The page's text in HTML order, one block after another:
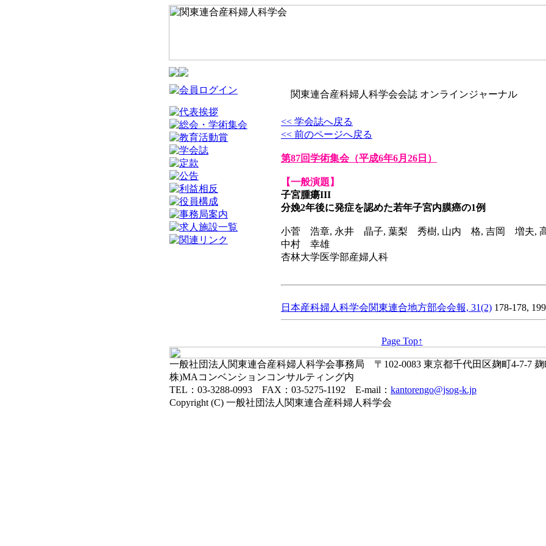
関東連合産科婦人科学会会誌 オンラインジャーナル
<< 学会誌へ戻る
<< 前のページへ戻る
第87回学術集会（平成6年6月26日）
【一般演題】
子宮腫瘍III
分娩2年後に発症を認めた若年子宮内膜癌の1例
小菅 浩章, 永井 晶子, 葉梨 秀樹, 山内 格, 吉岡 増夫,
中村 幸雄
杏林大学医学部産婦人科
日本産科婦人科学会関東連合地方部会会報, 31(2) 178-178,
Page Top↑
一般社団法人関東連合産科婦人科学会事務局 〒102-0083 東京都千代田区麹町4-7-7
株)MAコンベンションコンサルティング内
TEL：03-3288-0993 FAX：03-5275-1192 E-mail： kantorengo@jsog-k.jp
Copyright (C) 一般社団法人関東連合産科婦人科学会